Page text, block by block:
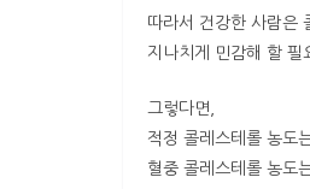
따라서 건강한 사람은
지나치게 민감해 할 필
그렇다면,
적정 콜레스테롤 농도
혈중 콜레스테롤 농도